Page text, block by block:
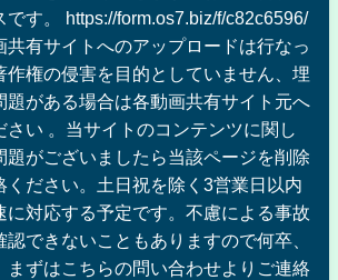
です。 https://form.os7.biz/f/c82c6596/
共有サイトへのアップロードは行なっ
作権の侵害を目的としていません、埋
題がある場合は各動画共有サイト元へ
さい 。当サイトのコンテンツに関し
題がございましたら当該ページを削除
ください。土日祝を除く3営業日以内
に対応する予定です。不慮による事故
できないこともありますので何卒、
まずはこちらの問い合わせよりご連絡